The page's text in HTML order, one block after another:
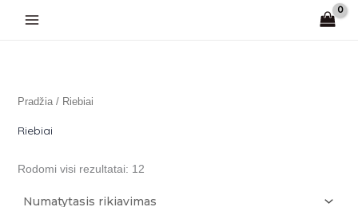
Pradžia/ Riebiai
Riebiai
Rodomi visi rezultatai: 12